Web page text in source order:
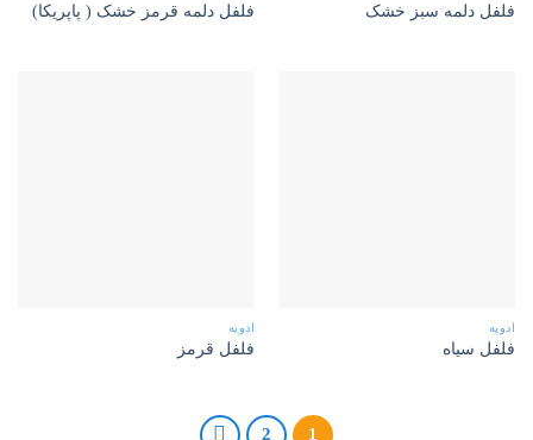
فلفل دلمه سبز خشک فلفل دلمه قرمز خشک ( پاپریکا)
ادویه
فلفل سیاه
ادویه
فلفل قرمز
1
2